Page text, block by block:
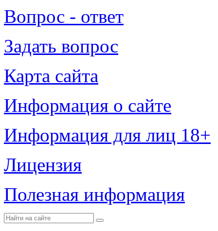
Вопрос - ответ
Задать вопрос
Карта сайта
Информация о сайте
Информация для лиц 18+
Лицензия
Полезная информация